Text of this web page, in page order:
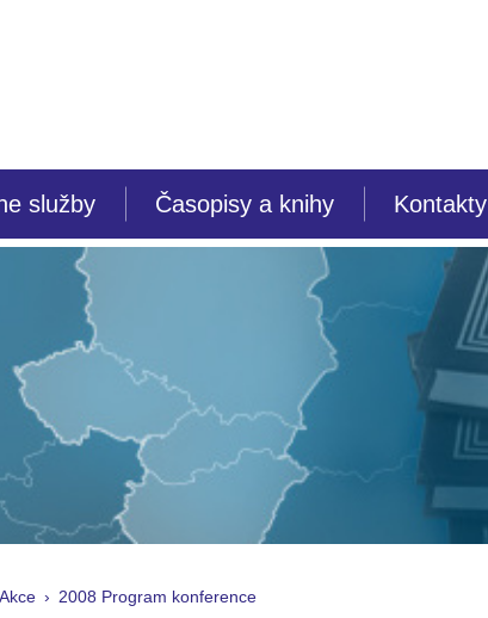
služby Časopisy a knihy Kontakty
Akce 2008 Program konference